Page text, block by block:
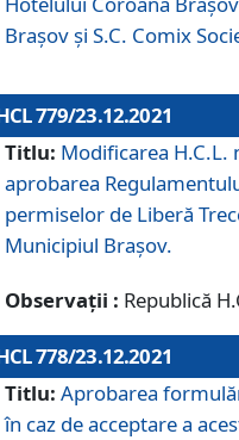
Braşov şi S.C. Comix
779/23.12.2021
Titlu: Modificarea
aprobarea
permiselor de Liberă
Municipiul Braşov.
Observații : Republică
778/23.12.2021
Titlu: Aprobarea
în caz de acceptare a